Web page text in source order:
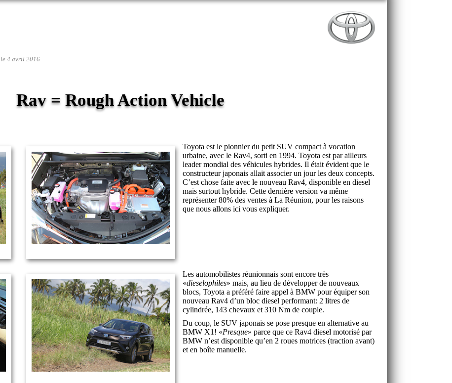
le 4 avril 2016
Rav = Rough Action Vehicle
Toyota est le pionnier du petit SUV compact à vocation
urbaine, avec le Rav4, sorti en 1994. Toyota est par ailleurs
leader mondial des véhicules hybrides. Il était évident que le
constructeur japonais allait associer un jour les deux concepts.
C’est chose faite avec le nouveau Rav4, disponible en diesel
mais surtout hybride. Cette dernière version va même
représenter 80% des ventes à La Réunion, pour les raisons
que nous allons ici vous expliquer.
Les automobilistes réunionnais sont encore très
«dieselophiles» mais, au lieu de développer de nouveaux
blocs, Toyota a préféré faire appel à BMW pour équiper son
nouveau Rav4 d’un bloc diesel performant: 2 litres de
cylindrée, 143 chevaux et 310 Nm de couple.
Du coup, le SUV japonais se pose presque en alternative au
BMW X1! «Presque» parce que ce Rav4 diesel motorisé par
BMW n’est disponible qu’en 2 roues motrices (traction avant)
et en boîte manuelle.